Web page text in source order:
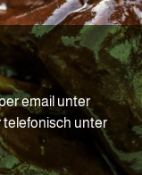
email unter
telefonisch unter